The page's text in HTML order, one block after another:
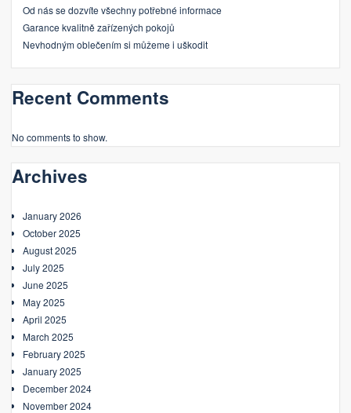
Od nás se dozvíte všechny potřebné informace
Garance kvalitně zařízených pokojů
Nevhodným oblečením si můžeme i uškodit
Recent Comments
No comments to show.
Archives
January 2026
October 2025
August 2025
July 2025
June 2025
May 2025
April 2025
March 2025
February 2025
January 2025
December 2024
November 2024